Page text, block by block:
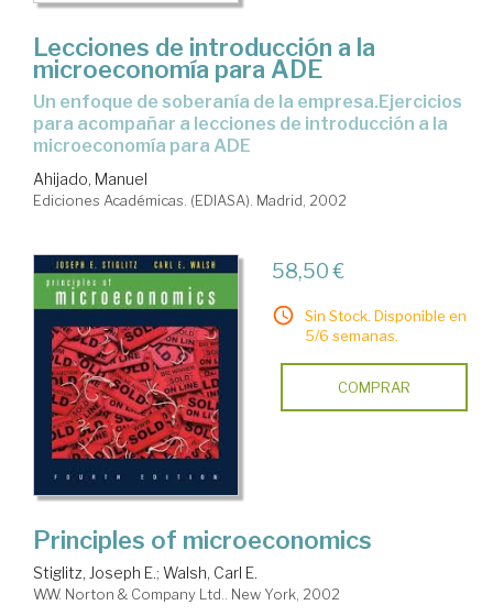
Lecciones de introducción a la
microeconomía para ADE
un enfoque de soberanía de la empresa.Ejercicios
para acompañar a lecciones de introducción a la
microeconomía para ADE
Ahijado, Manuel
Ediciones Académicas. (EDIASA). Madrid, 2002
58,50 €
Sin Stock. Disponible en
5/6 semanas.
COMPRAR
Principles of microeconomics
Stiglitz, Joseph E.; Walsh, Carl E.
W.W. Norton & Company Ltd.. New York, 2002